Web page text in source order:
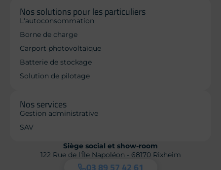
Nos solutions pour les particuliers
L'autoconsommation
Borne de charge
Carport photovoltaïque
Batterie de stockage
Solution de pilotage
Nos services
Gestion administrative
SAV
Siège social et show-room
122 Rue de l'Île Napoléon - 68170 Rixheim
03 89 57 42 61